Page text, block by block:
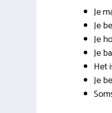
Je
Je
Je
Je
Het
Je